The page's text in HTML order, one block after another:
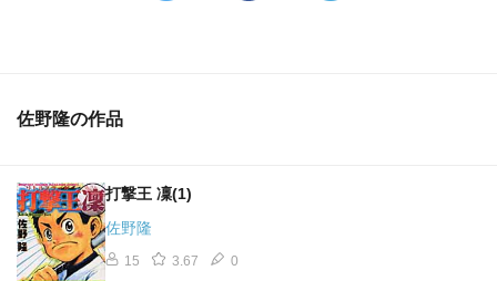
佐野隆の作品
打撃王 凜(1)
佐野隆
15 3.67 0